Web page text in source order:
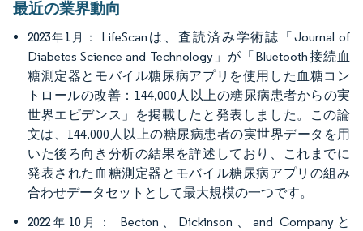
最近の業界動向
2023年1月：
LifeScanは、査読済み学術誌「Journal of
Diabetes Science and Technology」が「Bluetooth接続血
糖測定器とモバイル糖尿病アプリを使用した血糖コン
トロールの改善：144,000人以上の糖尿病患者からの実
世界エビデンス」を掲載したと発表しました。この論
文は、144,000人以上の糖尿病患者の実世界データを用
いた後ろ向き分析の結果を詳述しており、これまでに
発表された血糖測定器とモバイル糖尿病アプリの組み
合わせデータセットとして最大規模の一つです。
2022年10月：
Becton、Dickinson、and Companyと